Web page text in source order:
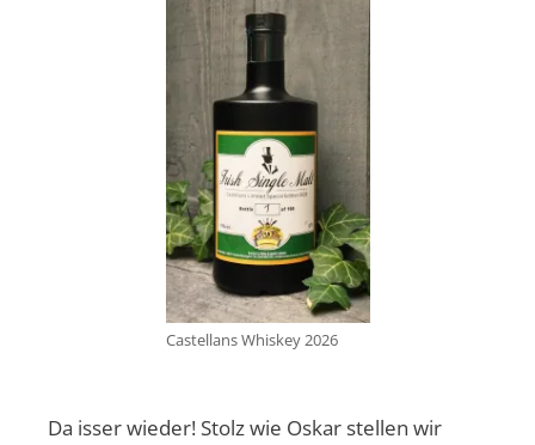
Castellans Whiskey 2026
Da isser wieder! Stolz wie Oskar stellen wir